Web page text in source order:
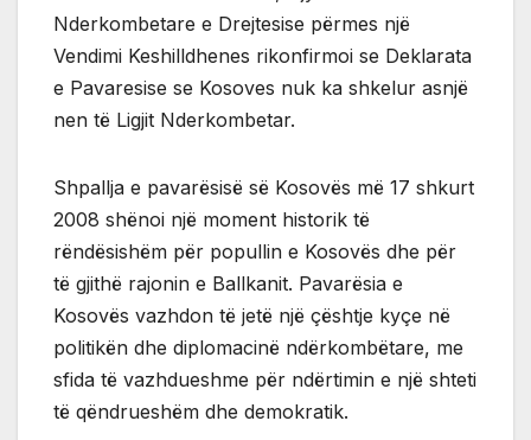
Nderkombetare e Drejtesise përmes një
Vendimi Keshilldhenes rikonfirmoi se Deklarata
e Pavaresise se Kosoves nuk ka shkelur asnjë
nen të Ligjit Nderkombetar.
Shpallja e pavarësisë së Kosovës më 17 shkurt
2008 shënoi një moment historik të
rëndësishëm për popullin e Kosovës dhe për
të gjithë rajonin e Ballkanit. Pavarësia e
Kosovës vazhdon të jetë një çështje kyçe në
politikën dhe diplomacinë ndërkombëtare, me
sfida të vazhdueshme për ndërtimin e një shteti
të qëndrueshëm dhe demokratik.